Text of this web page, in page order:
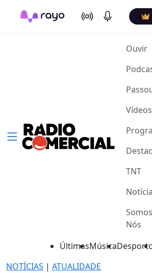
On Air Podcasts
Ouvir
Vídeos
TNT
Somos
Nós
ÚltimasMúsica
NOTÍCIAS | ATUALIDADE